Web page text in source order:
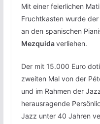
Mit einer feierlichen
Fruchtkasten wurde der
an den spanischen
Mezquidaverliehen.
Der mit 15.000 Euro
zweiten Mal von der
und im Rahmen der
herausragende
Jazz unter 40 Jahren